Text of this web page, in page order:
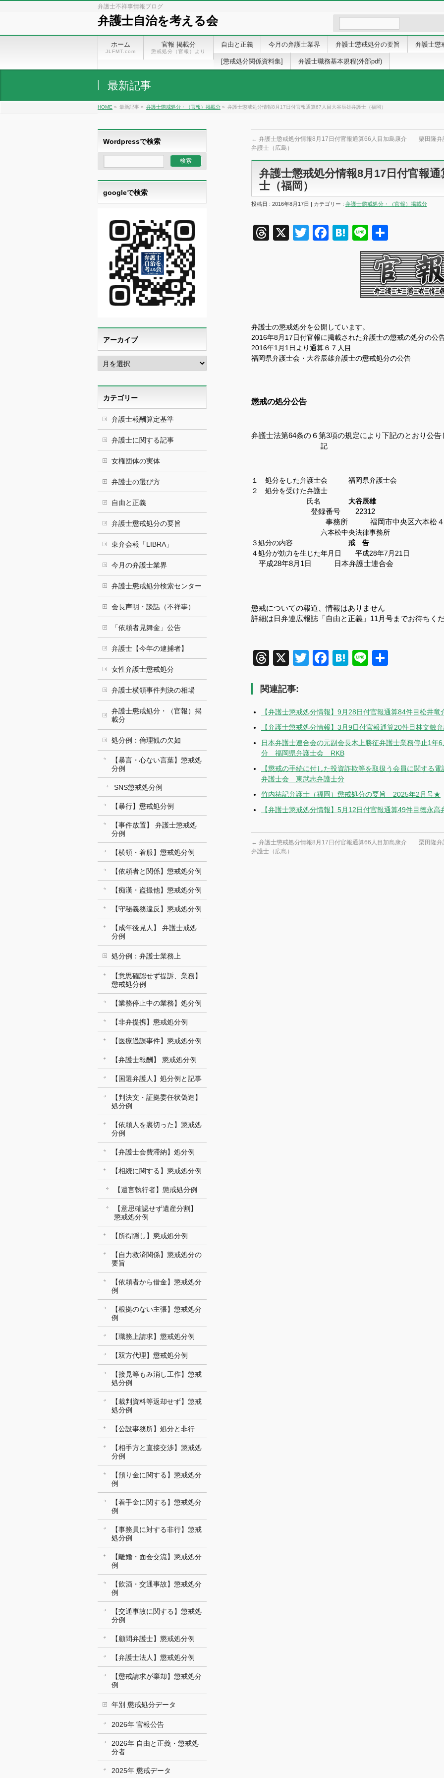
弁護士不祥事情報ブログ
弁護士自治を考える会
ホーム
JLFMT.com
官報 掲載分
懲戒処分（官報）より
自由と正義 今月の弁護士業界 弁護士懲戒処分の要旨 弁護士懲
[懲戒処分関係資料集] 弁護士職務基本規程(外部pdf)
最新記事
HOME » 最新記事 » 弁護士懲戒処分・（官報）掲載分 » 弁護士懲戒処分情報8月17日付官報通算67人目大谷辰雄弁護士（福岡）
← 弁護士懲戒処分情報8月17日付官報通算66人目加島康介
弁護士（広島）
栗田隆
弁護士懲戒処分情報8月17日付官報
士（福岡）
投稿日 : 2016年8月17日 | カテゴリー : 弁護士懲戒処分・（官報）掲載分
Threads
X TwitterFacebook
Hatena
Line
有
弁護士の懲戒処分を公開しています。
2016年8月 17日付官報に掲載された弁護士の懲戒の処分の公
2016年1 月 1 日より通算６７人目
福岡県弁護士会・大谷辰雄弁護士の懲戒処分の公告
懲戒の処分公告
弁護士法第64条の６第3項の規定により下記のとおり公告
記
１ 処分をした弁護士会 福岡県弁護士会
２ 処分を受けた弁護士
氏名 大谷辰雄
登録番号 22312
事務所 福岡市中央区六本松４
六本松中央法律事務所
３処分の内容 戒 告
４処分が効力を生じた年月日 平成28年7 月 21 日
平成28年8月 1 日 日本弁護士連合会
懲戒についての報道、情報はありません
詳細は日弁連広報誌「自由と正義」 11 月号までお待ちく
Threads
X TwitterFacebook
Hatena
Line
関連記事:
【弁護士懲戒処分情報】9月28日付官報通算84件目松井竜
【弁護士懲戒処分情報】3月9日付官報通算20件目林文敏弁
日本弁護士連合会の元副会長木上勝征弁護士業務停止1年
分 福岡県弁護士会 RKB
【懲戒の手続に付した投資詐欺等を取扱う会員に関する
弁護士会 東武志弁護士分
竹内祐記弁護士（福岡）懲戒処分の要旨 2025年2月号★
【弁護士懲戒処分情報】5月12日付官報通算49件目徳永
← 弁護士懲戒処分情報8月17日付官報通算66人目加島康介
弁護士（広島）
栗田隆
Wordpressで検索
googleで検索
アーカイブ
ア
ー
イ
ブカテゴリー
弁護士報酬算定基準
弁護士に関する記事
女権団体の実体
弁護士の選び方
自由と正義
弁護士懲戒処分の要旨
東弁会報「LIBRA」
今月の弁護士業界
弁護士懲戒処分検索センター
会長声明・談話（不祥事）
「依頼者見舞金」公告
弁護士【今年の逮捕者】
女性弁護士懲戒処分
弁護士横領事件判決の相場
弁護士懲戒処分・（官報）掲
載分
処分例：倫理観の欠如
【暴言・心ない言葉】懲戒処
分例
SNS懲戒処分例
【暴行】懲戒処分例
【事件放置】 弁護士懲戒処
分例
【横領・着服】懲戒処分例
【依頼者と関係】懲戒処分例
【痴漢・盗撮他】懲戒処分例
【守秘義務違反】懲戒処分例
【成年後見人】 弁護士戒処
分例
処分例：弁護士業務上
【意思確認せず提訴、業務】
懲戒処分例
【業務停止中の業務】処分例
【非弁提携】懲戒処分例
【医療過誤事件】懲戒処分例
【弁護士報酬】 懲戒処分例
【国選弁護人】処分例と記事
【判決文・証拠委任状偽造】
処分例
【依頼人を裏切った】懲戒処
分例
【弁護士会費滞納】処分例
【相続に関する】懲戒処分例
【遺言執行者】懲戒処分例
【意思確認せず遺産分割】
懲戒処分例
【所得隠し】懲戒処分例
【自力救済関係】懲戒処分の
要旨
【依頼者から借金】懲戒処分
例
【根拠のない主張】懲戒処分
例
【職務上請求】懲戒処分例
【双方代理】懲戒処分例
【接見等もみ消し工作】懲戒
処分例
【裁判資料等返却せず】懲戒
処分例
【公設事務所】処分と非行
【相手方と直接交渉】懲戒処
分例
【預り金に関する】懲戒処分
例
【着手金に関する】懲戒処分
例
【事務員に対する非行】懲戒
処分例
【離婚・面会交流】懲戒処分
例
【飲酒・交通事故】懲戒処分
例
【交通事故に関する】懲戒処
分例
【顧問弁護士】懲戒処分例
【弁護士法人】懲戒処分例
【懲戒請求が棄却】懲戒処分
例
年別 懲戒処分データ
2026年 官報公告
2026年 自由と正義・懲戒処
分者
2025年 懲戒データ